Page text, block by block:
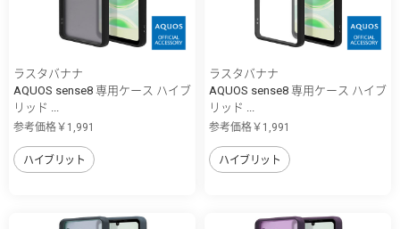
ラスタバナナ
AQUOS sense8 専用ケース ハイブ
リッド ...
参考価格￥1,991
ハイブリット
ラスタバナナ
AQUOS sense8 専用ケース ハイブ
リッド ...
参考価格￥1,991
ハイブリット